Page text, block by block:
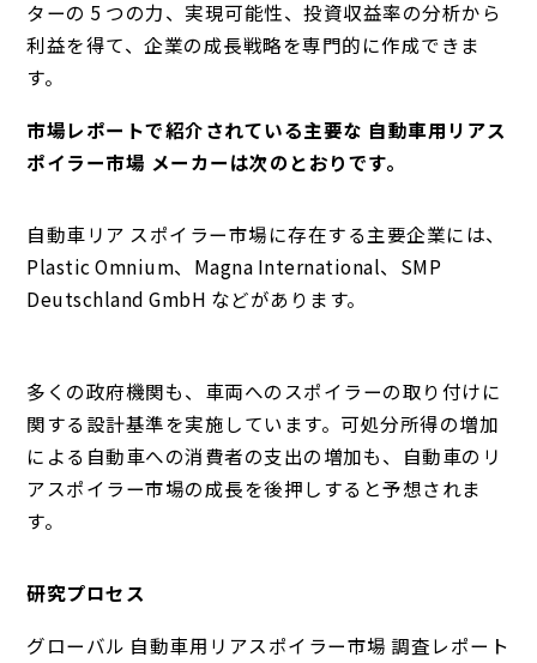
ターの 5 つの力、実現可能性、投資収益率の分析から
利益を得て、企業の成長戦略を専門的に作成できま
す。
市場レポートで紹介されている主要な 自動車用リアス
ポイラー市場 メーカーは次のとおりです。
自動車リア スポイラー市場に存在する主要企業には、
Plastic Omnium、Magna International、SMP
Deutschland GmbH などがあります。
多くの政府機関も、車両へのスポイラーの取り付けに
関する設計基準を実施しています。 可処分所得の増加
による自動車への消費者の支出の増加も、自動車のリ
アスポイラー市場の成長を後押しすると予想されま
す。
研究プロセス
グローバル 自動車用リアスポイラー市場 調査レポート